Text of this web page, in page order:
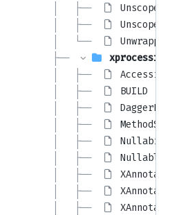
│   ├──
│   ├──
│   └──
├──
xprocessing
│   ├──
│   ├──
BUILD
│   ├──
│   ├──
│   ├──
│   ├──
│   ├──
│   ├──
│   ├──